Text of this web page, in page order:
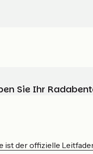
Sie Ihr
ist der offizielle